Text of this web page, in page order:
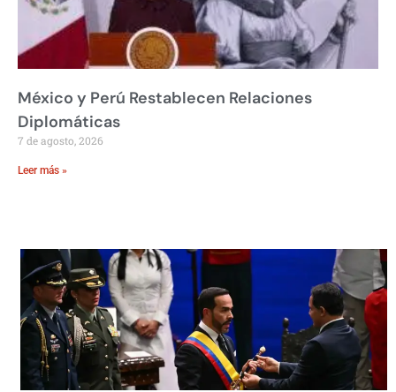
México y Perú Restablecen Relaciones
Diplomáticas
7 de agosto, 2026
Leer más »